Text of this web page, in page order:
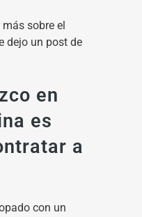
sobre el
dejo un post de
en
es
a
con un